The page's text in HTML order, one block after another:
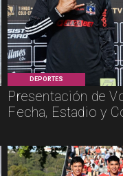
DEPORTES
Presentación de
Fecha, Estadio y